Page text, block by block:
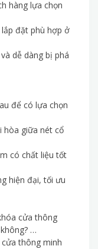
hàng lựa chọn
đặt phù hợp ở
dễ dàng bị phá
để có lựa chọn
hòa giữa nét cổ
có chất liệu tốt
hiện đại, tối ưu
cửa thông
…
thông minh